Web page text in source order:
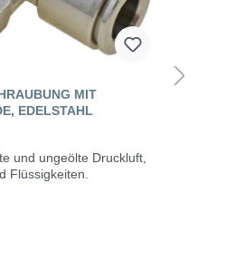
MIT
EDELSTAHL
und ungeölte Druckluft,
Flüssigkeiten.